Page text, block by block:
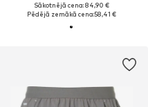
Sākotnējā cena: 84,90 €
Pēdējā zemākā cena:58,41 €